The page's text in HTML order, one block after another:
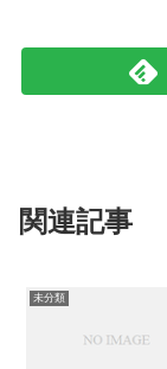
関連記事
未分類